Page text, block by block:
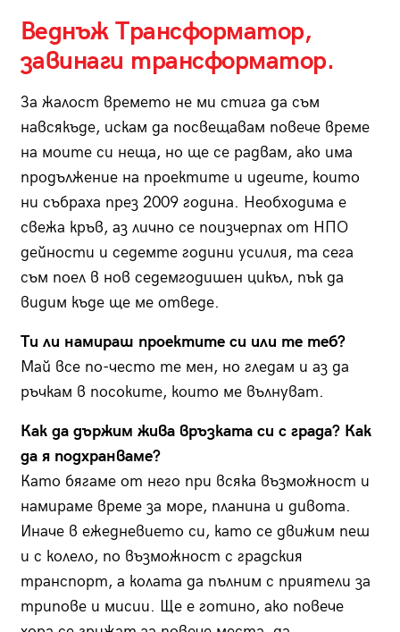
Веднъж Трансформатор,
завинаги трансформатор.
За жалост времето не ми стига да съм
навсякъде, искам да посвещавам повече време
на моите си неща, но ще се радвам, ако има
продължение на проектите и идеите, които
ни събраха през 2009 година. Необходима е
свежа кръв, аз лично се поизчерпах от НПО
дейности и седемте години усилия, та сега
съм поел в нов седемгодишен цикъл, пък да
видим къде ще ме отведе.
Ти ли намираш проектите си или те теб?
Май все по-често те мен, но гледам и аз да
ръчкам в посоките, които ме вълнуват.
Как да държим жива връзката си с града? Как
да я подхранваме?
Като бягаме от него при всяка възможност и
намираме време за море, планина и дивота.
Иначе в ежедневието си, като се движим пеш
и с колело, по възможност с градския
транспорт, а колата да пълним с приятели за
трипове и мисии. Ще е готино, ако повече